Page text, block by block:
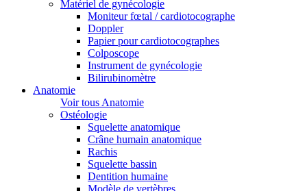
Matériel de gynécologie
Moniteur fœtal / cardiotocographe
Doppler
Papier pour cardiotocographes
Colposcope
Instrument de gynécologie
Bilirubinomètre
Anatomie
Voir tous Anatomie
Ostéologie
Squelette anatomique
Crâne humain anatomique
Rachis
Squelette bassin
Dentition humaine
Modèle de vertèbres